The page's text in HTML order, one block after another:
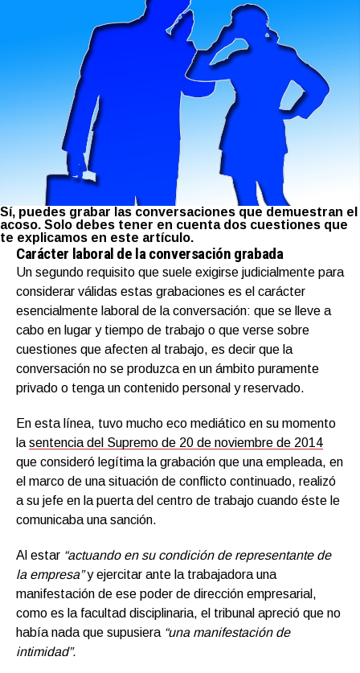
Sí, puedes grabar las conversaciones que demuestran el
acoso. Solo debes tener en cuenta dos cuestiones que
te explicamos en este artículo.
Carácter laboral de la conversación grabada
Un segundo requisito que suele exigirse judicialmente para
considerar válidas estas grabaciones es el carácter
esencialmente laboral de la conversación: que se lleve a
cabo en lugar y tiempo de trabajo o que verse sobre
cuestiones que afecten al trabajo, es decir que la
conversación no se produzca en un ámbito puramente
privado o tenga un contenido personal y reservado.
En esta línea, tuvo mucho eco mediático en su momento
la sentencia del Supremo de 20 de noviembre de 2014
que consideró legítima la grabación que una empleada, en
el marco de una situación de conflicto continuado, realizó
a su jefe en la puerta del centro de trabajo cuando éste le
comunicaba una sanción.
Al estar “actuando en su condición de representante de
la empresa”y ejercitar ante la trabajadora una
manifestación de ese poder de dirección empresarial,
como es la facultad disciplinaria, el tribunal apreció que no
había nada que supusiera “una manifestación de
intimidad”.